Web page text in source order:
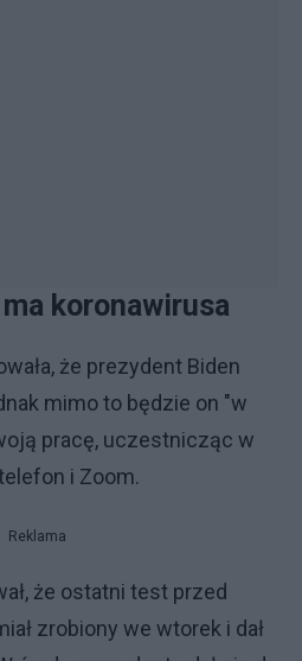
koronawirusa
że prezydent Biden
mimo to będzie on "w
pracę, uczestnicząc w
i Zoom.
Reklama
że ostatni test przed
zrobiony we wtorek i dał